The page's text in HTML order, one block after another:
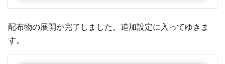
配布物の展開が完了しました。追加設定に入ってゆきま
す。